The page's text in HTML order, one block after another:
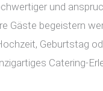
und
Gäste begeistern
Geburtstag
Catering-